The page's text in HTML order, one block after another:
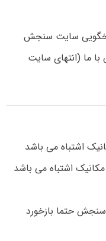
سایت سنجش
ما (انتهای سایت
اشتباه می باشد
اشتباه می باشد
حتما بازخورد